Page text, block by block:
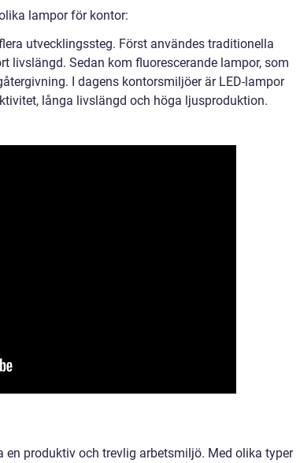
lampor för kontor:
utvecklingssteg. Först användes traditionella
livslängd. Sedan kom fluorescerande lampor, som
I dagens kontorsmiljöer är LED-lampor
långa livslängd och höga ljusproduktion.
produktiv och trevlig arbetsmiljö. Med olika typer